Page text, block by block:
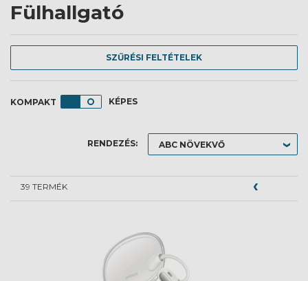
Fülhallgató
SZŰRÉSI FELTÉTELEK
KÉPES
RENDEZÉS:
39 TERMÉK